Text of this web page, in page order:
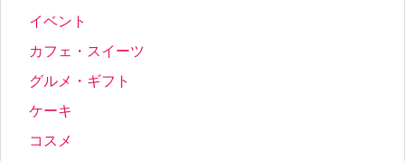
イベント
カフェ・スイーツ
グルメ・ギフト
ケーキ
コスメ